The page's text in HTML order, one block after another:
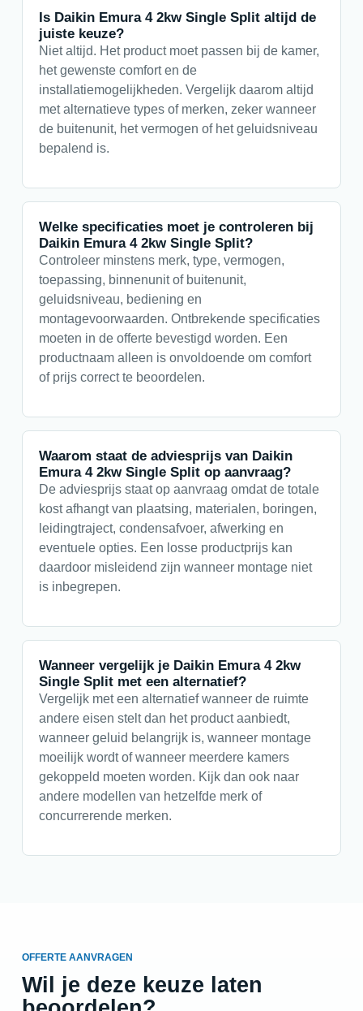
Is Daikin Emura 4 2kw Single Split altijd de
juiste keuze?
Niet altijd. Het product moet passen bij de kamer,
het gewenste comfort en de
installatiemogelijkheden. Vergelijk daarom altijd
met alternatieve types of merken, zeker wanneer
de buitenunit, het vermogen of het geluidsniveau
bepalend is.
Welke specificaties moet je controleren bij
Daikin Emura 4 2kw Single Split?
Controleer minstens merk, type, vermogen,
toepassing, binnenunit of buitenunit,
geluidsniveau, bediening en
montagevoorwaarden. Ontbrekende specificaties
moeten in de offerte bevestigd worden. Een
productnaam alleen is onvoldoende om comfort
of prijs correct te beoordelen.
Waarom staat de adviesprijs van Daikin
Emura 4 2kw Single Split op aanvraag?
De adviesprijs staat op aanvraag omdat de totale
kost afhangt van plaatsing, materialen, boringen,
leidingtraject, condensafvoer, afwerking en
eventuele opties. Een losse productprijs kan
daardoor misleidend zijn wanneer montage niet
is inbegrepen.
Wanneer vergelijk je Daikin Emura 4 2kw
Single Split met een alternatief?
Vergelijk met een alternatief wanneer de ruimte
andere eisen stelt dan het product aanbiedt,
wanneer geluid belangrijk is, wanneer montage
moeilijk wordt of wanneer meerdere kamers
gekoppeld moeten worden. Kijk dan ook naar
andere modellen van hetzelfde merk of
concurrerende merken.
OFFERTE AANVRAGEN
Wil je deze keuze laten